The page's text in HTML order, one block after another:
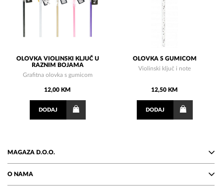
OLOVKA VIOLINSKI KLJUČ U
RAZNIM BOJAMA
Grafitna olovka s gumicom
12,00 KM
DODAJ
OLOVKA S GUMICOM
Violinski ključ i note
12,50 KM
DODAJ
MAGAZA D.O.O.
O NAMA